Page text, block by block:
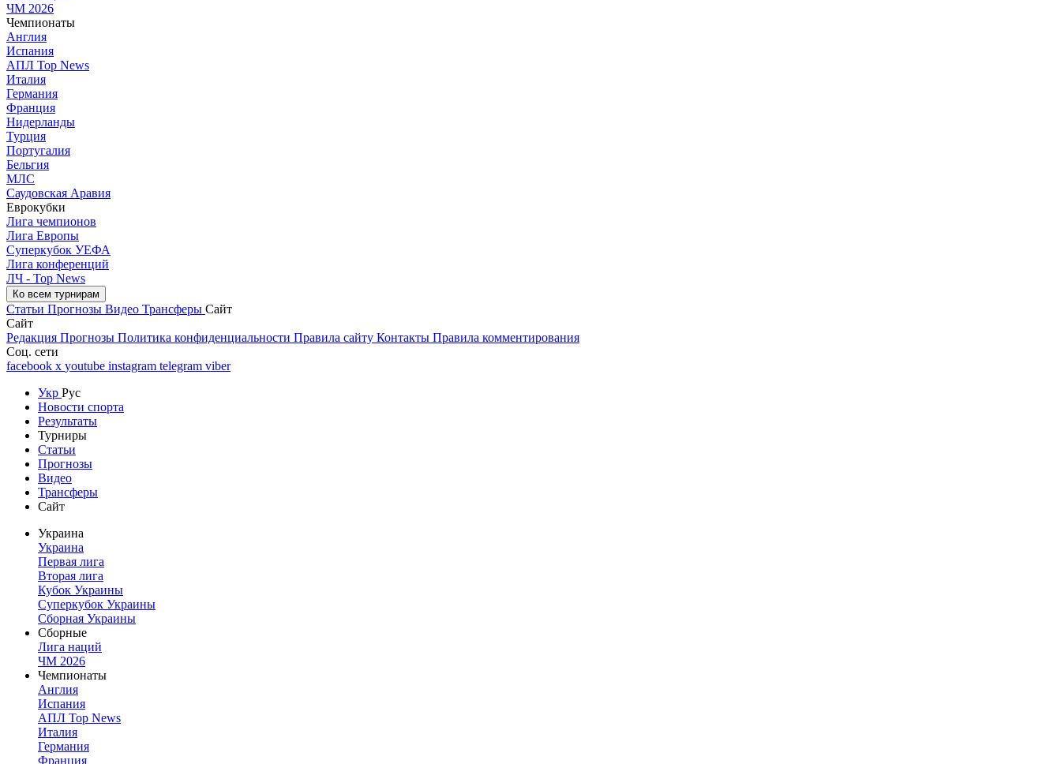
ЧМ 2026
Чемпионаты
Англия
Испания
АПЛ Top News
Италия
Германия
Франция
Нидерланды
Турция
Португалия
Бельгия
МЛС
Саудовская Аравия
Еврокубки
Лига чемпионов
Лига Европы
Суперкубок УЕФА
Лига конференций
ЛЧ - Top News
Ко всем турнирам
Статьи Прогнозы Видео Трансферы Сайт
Сайт
Редакция Прогнозы Политика конфиденциальности Правила сайту Контакты Правила комментирования
Соц. сети
facebook x youtube instagram telegram viber
Укр Рус
Новости спорта
Результаты
Турниры
Статьи
Прогнозы
Видео
Трансферы
Сайт
Украина
Украина
Первая лига
Вторая лига
Кубок Украины
Суперкубок Украины
Сборная Украины
Сборные
Лига наций
ЧМ 2026
Чемпионаты
Англия
Испания
АПЛ Top News
Италия
Германия
Франция